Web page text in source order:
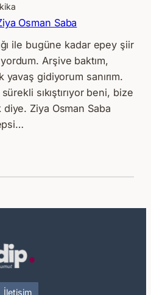
Osman Saba
ile bugüne kadar epey şiir
Arşive baktım,
gidiyorum sanırım.
sıkıştırıyor beni, bize
Ziya Osman Saba
İletişim